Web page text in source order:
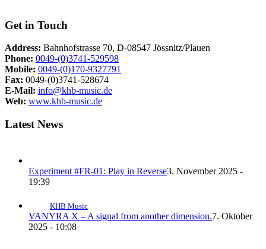
Get in Touch
Address: Bahnhofstrasse 70, D-08547 Jössnitz/Plauen
Phone: 0049-(0)3741-529598
Mobile: 0049-(0)170-9327791
Fax: 0049-(0)3741-528674
E-Mail: info@khb-music.de
Web: www.khb-music.de
Latest News
Experiment #FR-01: Play in Reverse3. November 2025 -
19:39
KHB Music
VANYRA X – A signal from another dimension.7. Oktober
2025 - 10:08